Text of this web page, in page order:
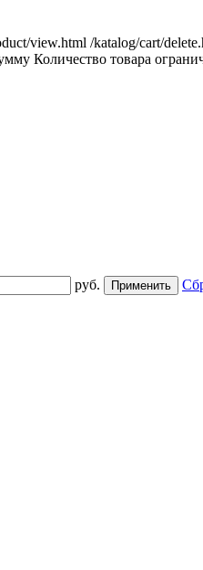
view.html /katalog/cart/
Количество товара
руб.